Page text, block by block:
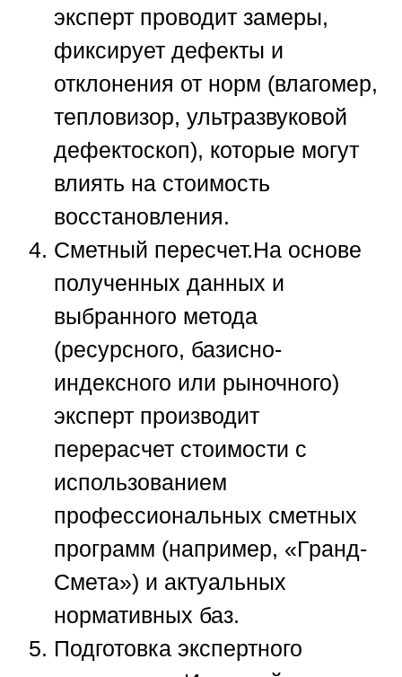
эксперт проводит замеры,
фиксирует дефекты и
отклонения от норм (влагомер,
тепловизор, ультразвуковой
дефектоскоп), которые могут
влиять на стоимость
восстановления.
Сметный пересчет.На основе
полученных данных и
выбранного метода
(ресурсного, базисно-
индексного или рыночного)
эксперт производит
перерасчет стоимости с
использованием
профессиональных сметных
программ (например, «Гранд-
Смета») и актуальных
нормативных баз.
Подготовка экспертного